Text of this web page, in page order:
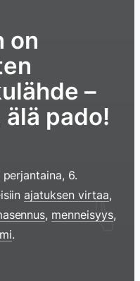
on
–
pado!
perjantaina, 6.
ajatuksen virtaa,
, menneisyys,
.